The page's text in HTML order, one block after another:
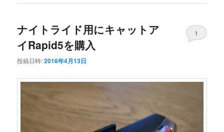
ナイトライド用にキャットア
イRapid5を購入
投稿日時:2016年4月13日
1